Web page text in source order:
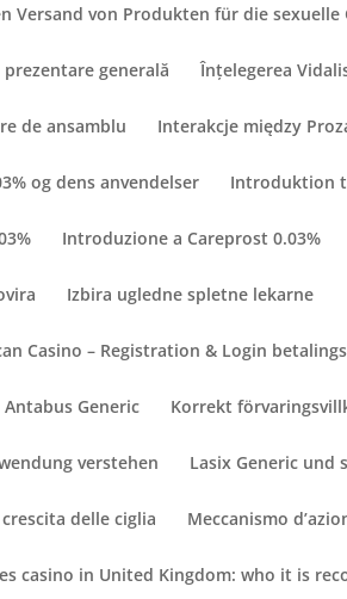
Versand von Produkten für die sexuelle
generală Înțelegerea
de ansamblu Interakcje między
og dens anvendelser Introduktion
Introduzione a Careprost 0.03%
Izbira ugledne spletne lekarne
Casino – Registration & Login
Generic Korrekt
verstehen Lasix Generic und
delle ciglia Meccanismo
casino in United Kingdom: who it is